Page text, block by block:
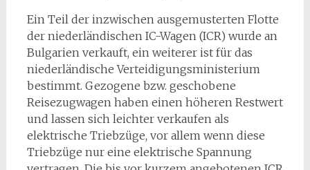
Ein Teil der inzwischen ausgemusterten Flotte
der niederländischen IC-Wagen (ICR) wurde an
Bulgarien verkauft, ein weiterer ist für das
niederländische Verteidigungsministerium
bestimmt. Gezogene bzw. geschobene
Reisezugwagen haben einen höheren Restwert
und lassen sich leichter verkaufen als
elektrische Triebzüge, vor allem wenn diese
Triebzüge nur eine elektrische Spannung